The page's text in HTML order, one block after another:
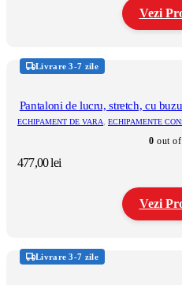
Vezi
produs
are
multe
variații.
Opțiunile
fi
alese
Livrare 3-7 zile
Pantaloni de lucru, stretch, cu
AllroundWork,
ECHIPAMENT DE VARA, ECHIPAMENTE
0 out
477,00lei
Vezi
produs
are
Livrare 3-7 zile